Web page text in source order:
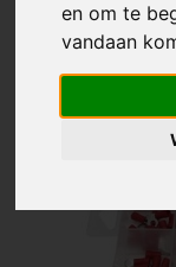
en om te
vandaan